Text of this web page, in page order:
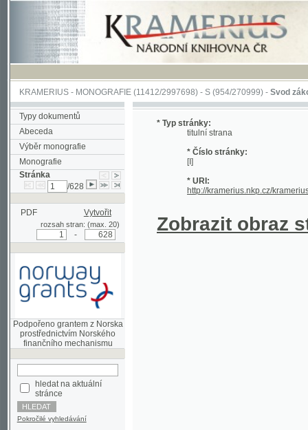
KRAMERIUS-MONOGRAFIE(11412/2997698) -S (954/270999)-Svod zákonův
Typy dokumentů
Abeceda
Výběr monografie
Monografie
Stránka
/628
PDF Vytvořit
rozsah stran: (max. 20)
Podpořeno grantem z Norska
prostřednictvím Norského
hledat na aktuální
stránce
Pokročilé vyhledávání
* Typ stránky:
titulní strana
* Číslo stránky:
* URI: